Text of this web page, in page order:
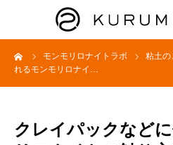
モンモリロナイトラボ 粘土の
れるモンモリロナイ…
クレイパックなど
HOME
プロダクト